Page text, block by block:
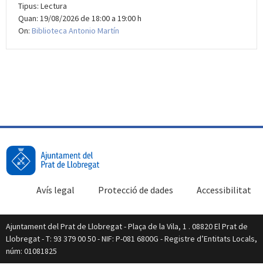
Tipus: Lectura
Quan: 19/08/2026 de 18:00 a 19:00 h
On: Biblioteca Antonio Martín
Accessibilitat
Protecció de dades
Avís legal
Ajuntament del Prat de Llobregat - Plaça de la Vila, 1 . 08820 El Prat de
Llobregat - T: 93 379 00 50 - NIF: P-081 6800G - Registre d’Entitats Locals,
núm: 01081825